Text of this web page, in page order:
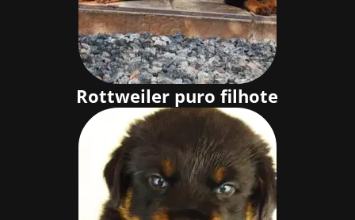
Rottweiler puro filhote